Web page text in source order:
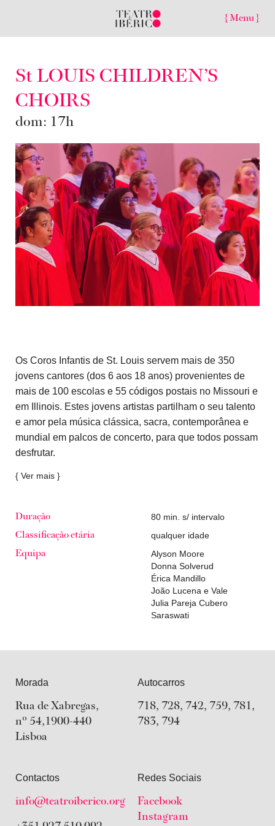
{ Menu }
St LOUIS CHILDREN’S
CHOIRS
dom: 17h
Os Coros Infantis de St. Louis servem mais de 350
jovens cantores (dos 6 aos 18 anos) provenientes de
mais de 100 escolas e 55 códigos postais no Missouri e
em Illinois. Estes jovens artistas partilham o seu talento
e amor pela música clássica, sacra, contemporânea e
mundial em palcos de concerto, para que todos possam
desfrutar.
{ Ver mais }
Duração 80 min. s/ intervalo
Classificação etária qualquer idade
Equipa
Alyson Moore
Donna Solverud
Érica Mandillo
João Lucena e Vale
Julia Pareja Cubero
Saraswati
Morada
Rua de Xabregas,
nº 54,1900-440
Lisboa
Autocarros
718, 728, 742, 759, 781,
783, 794
Contactos
info@teatroiberico.org
Redes Sociais
Facebook
Instagram